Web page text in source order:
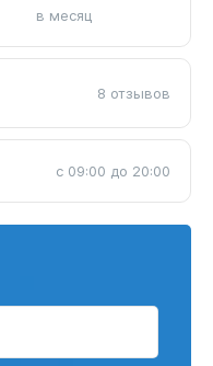
в месяц
8 отзывов
с 09:00 до 20:00